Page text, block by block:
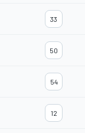
33
50
54
12